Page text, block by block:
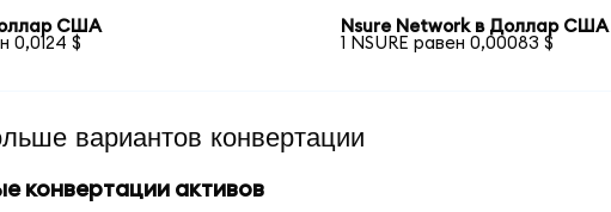
США
0,0124 $
Nsure Network в Доллар США
1 NSURE равен 0,00083 $
вариантов конвертации
конвертации активов